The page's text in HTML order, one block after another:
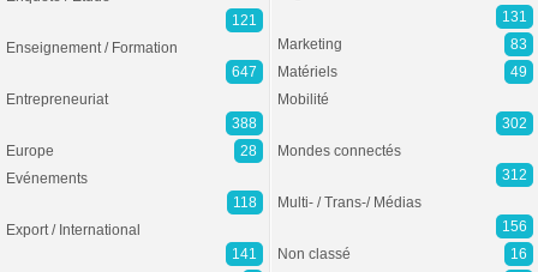
121
Enseignement / Formation
647
Entrepreneuriat
388
Europe
28
Evénements
118
Export / International
141
131
Marketing
83
Matériels
49
Mobilité
302
Mondes connectés
312
Multi- / Trans-/ Médias
156
Non classé
16